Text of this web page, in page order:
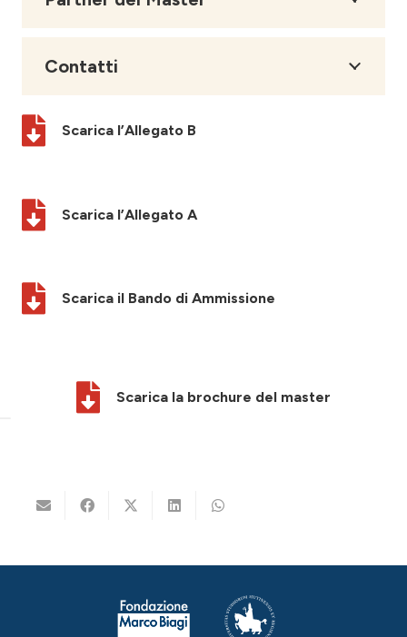
Contatti
Scarica il Bando di Ammissione
Scarica l’Allegato A
Scarica l’Allegato B
Scarica la brochure del master